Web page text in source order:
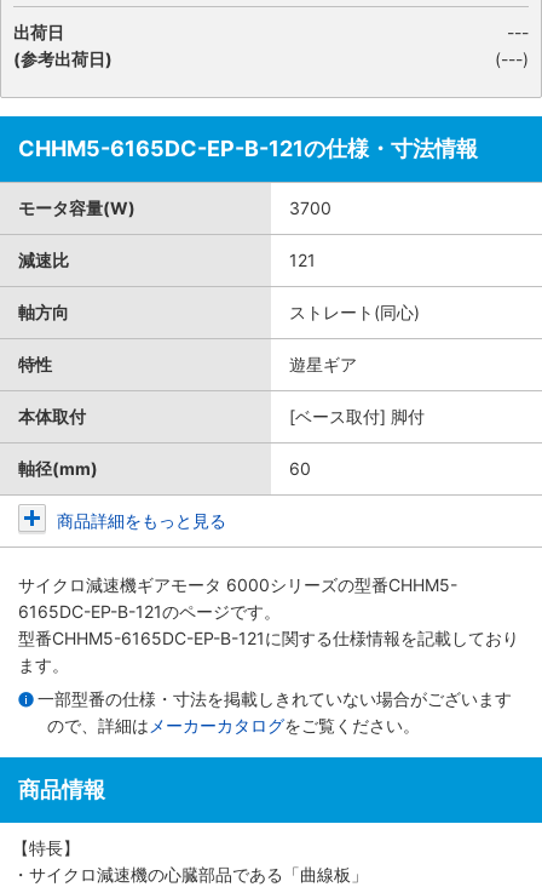
出荷日
(参考出荷日)
---
(---)
CHHM5-6165DC-EP-B-121の仕様・寸法情報
モータ容量(W) 3700
減速比 121
軸方向 ストレート(同心)
特性 遊星ギア
本体取付 [ベース取付] 脚付
軸径(mm) 60
商品詳細をもっと見る
サイクロ減速機ギアモータ 6000シリーズの型番CHHM5-
6165DC-EP-B-121のページです。
型番CHHM5-6165DC-EP-B-121に関する仕様情報を記載しており
ます。
一部型番の仕様・寸法を掲載しきれていない場合がございます
ので、詳細は メーカーカタログをご覧ください。
商品情報
【特長】
・サイクロ減速機の心臓部品である「曲線板」